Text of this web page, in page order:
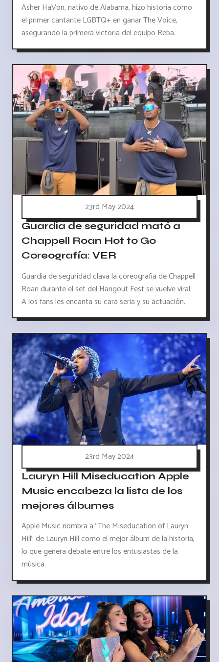
Asher HaVon, nativo de Alabama, hizo historia como
el primer cantante LGBTQ+ en ganar The Voice,
asegurando la primera victoria del equipo Reba.
23rd May 2024
Guardia de seguridad mató a
Chappell Roan Hot to Go
Coreografía: VER
Guardia de seguridad clava la coreografía de Chappell
Roan durante el set del Hangout Fest se vuelve viral.
A los fans les encanta su cara seria y su actuación.
23rd May 2024
Lauryn Hill Miseducation Apple
Music encabeza la lista de los
mejores álbumes
Apple Music nombra a "The Miseducation of Lauryn
Hill" de Lauryn Hill como el mejor álbum de la historia,
lo que genera debate entre los entusiastas de la
música.